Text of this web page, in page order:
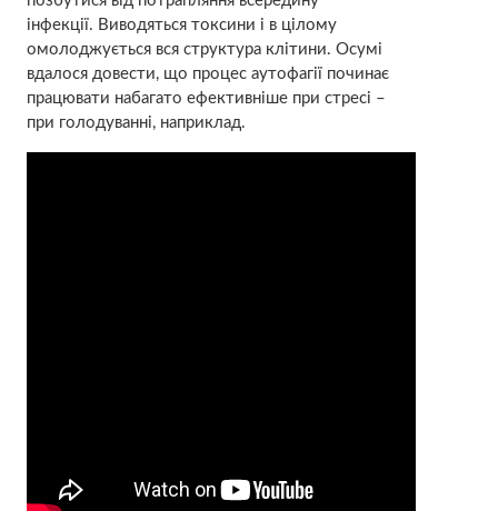
інфекції. Виводяться токсини і в цілому
омолоджується вся структура клітини. Осумі
вдалося довести, що процес аутофагії починає
працювати набагато ефективніше при стресі –
при голодуванні, наприклад.